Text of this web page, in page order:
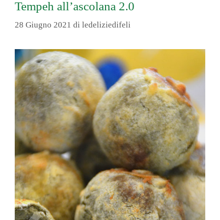
Tempeh all’ascolana 2.0
28 Giugno 2021 di ledeliziedifeli